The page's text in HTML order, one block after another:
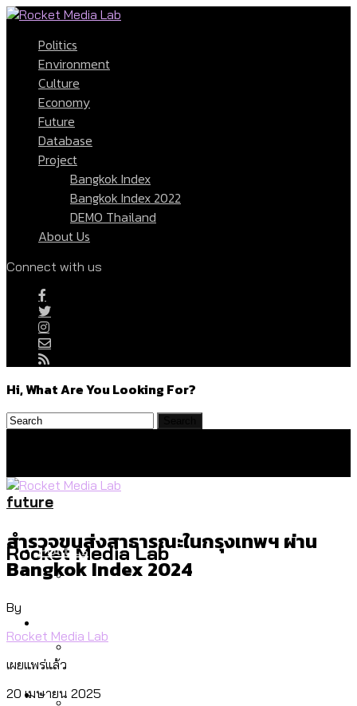
Politics
Environment
Culture
Economy
Future
Database
Project
Bangkok Index
Bangkok Index 2022
DEMO Thailand
About Us
Connect with us
Hi, What Are You Looking For?
Rocket Media Lab
Politics
จราจรฯ เพิ่ม 150% มีเพียง 5 เขตที่งบเพิ่ม
สำรวจเหตุไฟไหม้ในกรุงเทพฯ ส่วนใหญ่มา
Culture
future
สำรวจขนส่งสาธารณะในกรุงเทพฯ ผ่าน
Bangkok Index 2024
By
Rocket Media Lab
เผยแพร่แล้ว
20 เมษายน 2025